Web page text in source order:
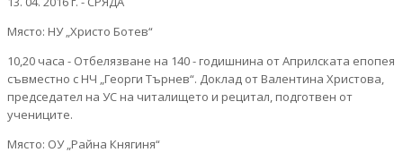
Място: НУ „Христо Ботев“
10,20 часа - Отбелязване на 140 - годишнина от Априлската епопея
съвместно с НЧ „Георги Търнев“. Доклад от Валентина Христова,
председател на УС на читалището и рецитал, подготвен от
учениците.
Място: ОУ „Райна Княгиня“